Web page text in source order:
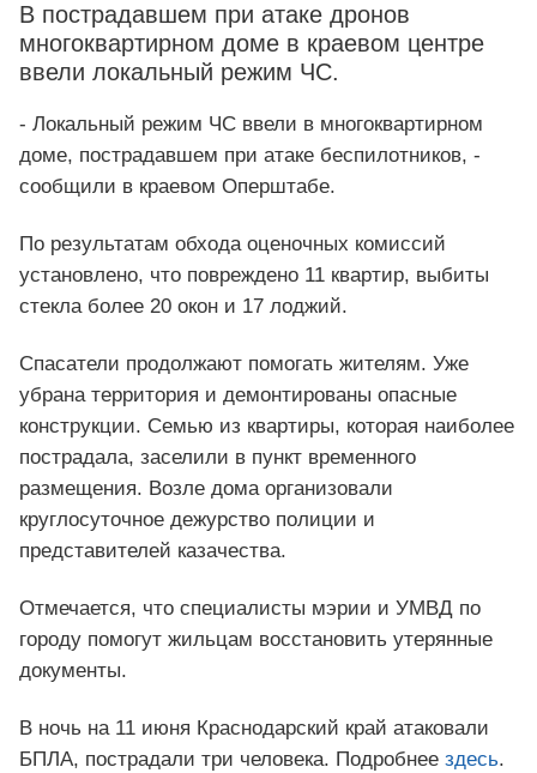
В пострадавшем при атаке дронов
многоквартирном доме в краевом центре
ввели локальный режим ЧС.
- Локальный режим ЧС ввели в многоквартирном
доме, пострадавшем при атаке беспилотников, -
сообщили в краевом Оперштабе.
По результатам обхода оценочных комиссий
установлено, что повреждено 11 квартир, выбиты
стекла более 20 окон и 17 лоджий.
Спасатели продолжают помогать жителям. Уже
убрана территория и демонтированы опасные
конструкции. Семью из квартиры, которая наиболее
пострадала, заселили в пункт временного
размещения. Возле дома организовали
круглосуточное дежурство полиции и
представителей казачества.
Отмечается, что специалисты мэрии и УМВД по
городу помогут жильцам восстановить утерянные
документы.
В ночь на 11 июня Краснодарский край атаковали
БПЛА, пострадали три человека. Подробнее здесь.